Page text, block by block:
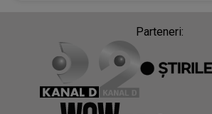
Parteneri: